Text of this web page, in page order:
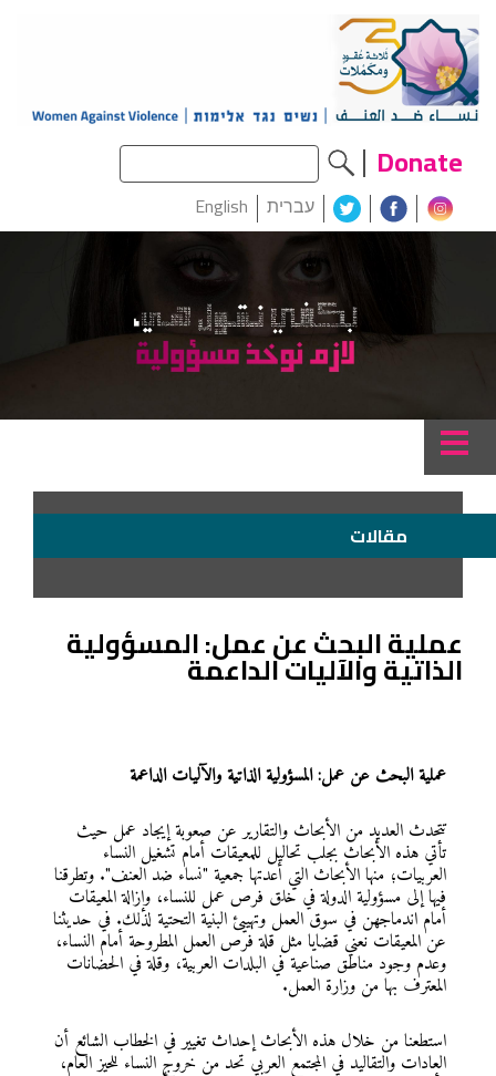
Donate
עברית English
مقالات
عملية البحث عن عمل: المسؤولية
الذاتية والآليات الداعمة
عملية البحث عن عمل: المسؤولية الذاتية والآليات الداعمة
تتحدث العديد من الأبحاث والتقارير عن صعوبة إيجاد عمل حيث
تأتي هذه الأبحاث بجلب تحاليل للمعيقات أمام تشغيل النساء
العربيات؛ منها الأبحاث التي أعدتها جمعية "نساء ضد العنف". وتطرقنا
فيها إلى مسؤولية الدولة في خلق فرص عمل للنساء، وإزالة المعيقات
أمام اندماجهن في سوق العمل وتهييئ البنية التحتية لذلك. في حديثنا
عن المعيقات نعني قضايا مثل قلة فرص العمل المطروحة أمام النساء،
وعدم وجود مناطق صناعية في البلدات العربية، وقلة في الحضانات
المعترف بها من وزارة العمل.
استطعنا من خلال هذه الأبحاث إحداث تغيير في الخطاب الشائع أن
العادات والتقاليد في المجتمع العربي تحد من خروج النساء للحيز العام،